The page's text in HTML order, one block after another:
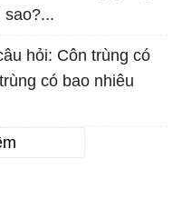
sao?...
hỏi: Côn trùng có
có bao nhiêu